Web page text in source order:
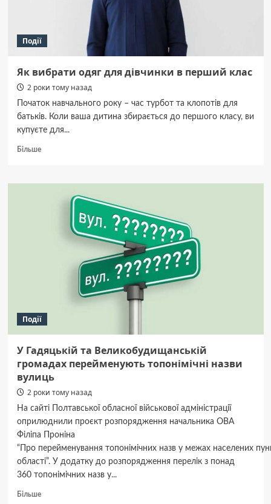
російською
Події
Як вибрати одяг для дівчинки в перший клас
2 роки тому назад
Початок навчального року – час турбот та клопотів для
батьків. Коли ваша дитина збирається до першого класу, ви
купуєте для...
БільшеДокладніше
вибрати
Події
У Гадяцькій та Великобудищанській
громадах перейменують топонімічні назви
вулиць
2 роки тому назад
На сайті Полтавської обласної військової адміністрації
оприлюднили проєкт розпорядження начальника ОВА
Філіпа Проніна
“Про перейменування топонімічних назв у межах населених
області”. У додатку до розпорядження перелік з понад
360 топонімічних назв у...
БільшеДокладніше